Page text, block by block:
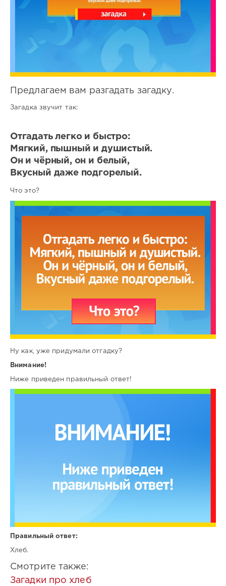
Предлагаем вам разгадать загадку.
Загадка звучит так:
Отгадать легко и быстро:
Мягкий, пышный и душистый.
Он и чёрный, он и белый,
Вкусный даже подгорелый.
Что это?
Ну как, уже придумали отгадку?
Внимание!
Ниже приведен правильный ответ!
Правильный ответ:
Хлеб.
Смотрите также:
Загадки про хлеб